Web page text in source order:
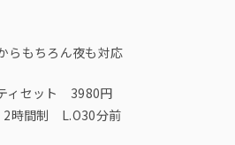
らもちろん夜も対応
ィセット 3980円
時間制 L.O30分前